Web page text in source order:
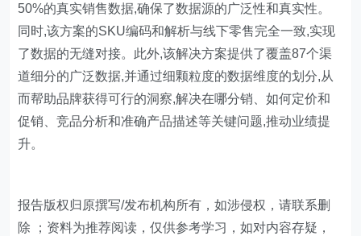
50%的真实销售数据,确保了数据源的广泛性和真实性。
同时,该方案的SKU编码和解析与线下零售完全一致,实现
了数据的无缝对接。此外,该解决方案提供了覆盖87个渠
道细分的广泛数据,并通过细颗粒度的数据维度的划分,从
而帮助品牌获得可行的洞察,解决在哪分销、如何定价和
促销、竞品分析和准确产品描述等关键问题,推动业绩提
升。
报告版权归原撰写/发布机构所有，如涉侵权，请联系删
除 ；资料为推荐阅读，仅供参考学习，如对内容存疑，